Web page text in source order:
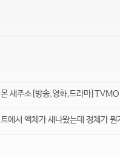
새주소[방송,영화,드라마
에서 액체가 새나왔는데 정체가 뭔